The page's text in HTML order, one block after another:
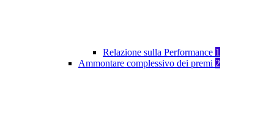
Relazione sulla Performance 1
Ammontare complessivo dei premi 2